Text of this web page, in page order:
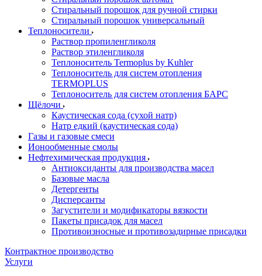
Стиральный порошок для ручной стирки
Стиральный порошок универсальный
Теплоносители
Раствор пропиленгликоля
Раствор этиленгликоля
Теплоноситель Termoplus by Kuhler
Теплоноситель для систем отопления
TERMOPLUS
Теплоноситель для систем отопления БАРС
Щёлочи
Каустическая сода (сухой натр)
Натр едкий (каустическая сода)
Газы и газовые смеси
Ионообменные смолы
Нефтехимическая продукция
Антиоксиданты для производства масел
Базовые масла
Детергенты
Дисперсанты
Загустители и модификаторы вязкости
Пакеты присадок для масел
Противоизносные и противозадирные присадки
Контрактное производство
Услуги